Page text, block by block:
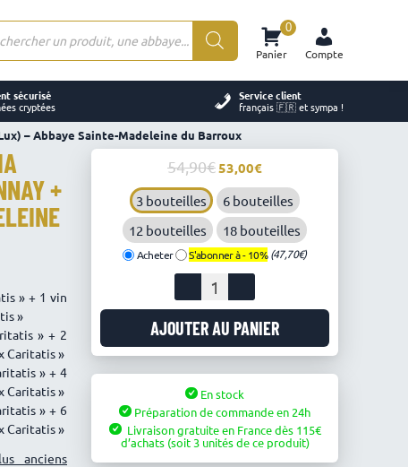
Panier
0
Compte
sécurisé
cryptées
Service client
français 🇫🇷 et sympa !
– Abbaye Sainte-Madeleine du Barroux
+
» + 1 vin
»
» + 2
Caritatis »
» + 4
Caritatis »
» + 6
Caritatis »
anciens
54,90
Le
prix
initial
était :
54,90€.
53,00
prix
actuel
est :
53,00€.
3 bouteilles
6 bouteilles
12 bouteilles
18 bouteilles
Acheter S'abonner à -10% (47,70€)
quantité
de
Lot
3
Vins
Blancs
"Via
Caritatis"
(Vox
+
AJOUTER AU PANIER
En stock
Préparation de commande en 24h
Livraison gratuite en Francedès 115
d’achats (soit 3 unités de ce produit)